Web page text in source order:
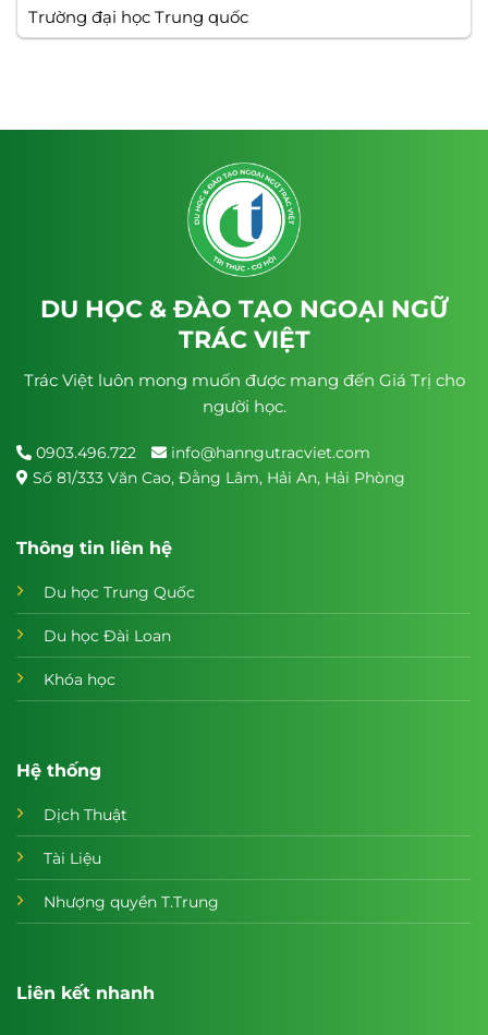
Trường đại học Trung quốc
DU HỌC & ĐÀO TẠO NGOẠI NGỮ
TRÁC VIỆT
Trác Việt luôn mong muốn được mang đến Giá Trị cho
người học.
0903.496.722
info@hanngutracviet.com
Số 81/333 Văn Cao, Đằng Lâm, Hải An, Hải Phòng
Thông tin liên hệ
Du học Trung Quốc
Du học Đài Loan
Khóa học
Hệ thống
Dịch Thuật
Tài Liệu
Nhượng quyền T.Trung
Liên kết nhanh